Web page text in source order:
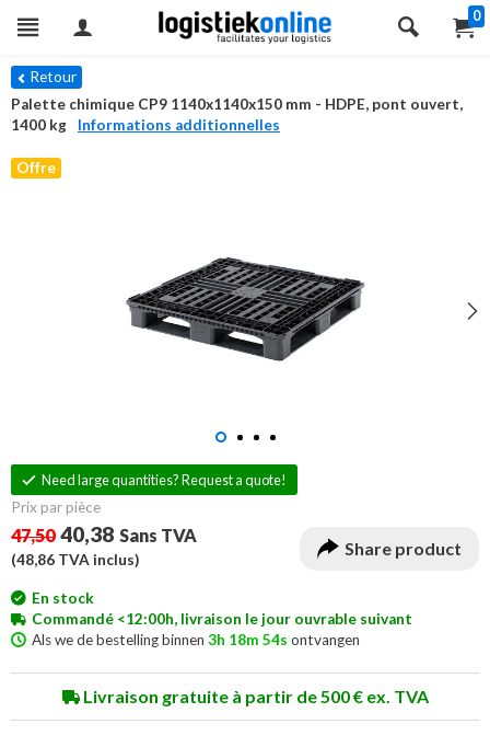
0
Retour
Palette chimique CP9 1140x1140x150 mm - HDPE, pont ouvert,
1400 kg
Informations additionnelles
Offre
Prix ​​par pièce
47,50 40,38 Sans TVA
(48,86 TVA inclus)
This is our lowest price
Need large quantities? Request a quote!
Share product
En stock
Commandé <12:00h, livraison le jour ouvrable suivant
Als we de bestelling binnen 3h 18m 54s ontvangen
Livraison gratuite à partir de 500 € ex. TVA